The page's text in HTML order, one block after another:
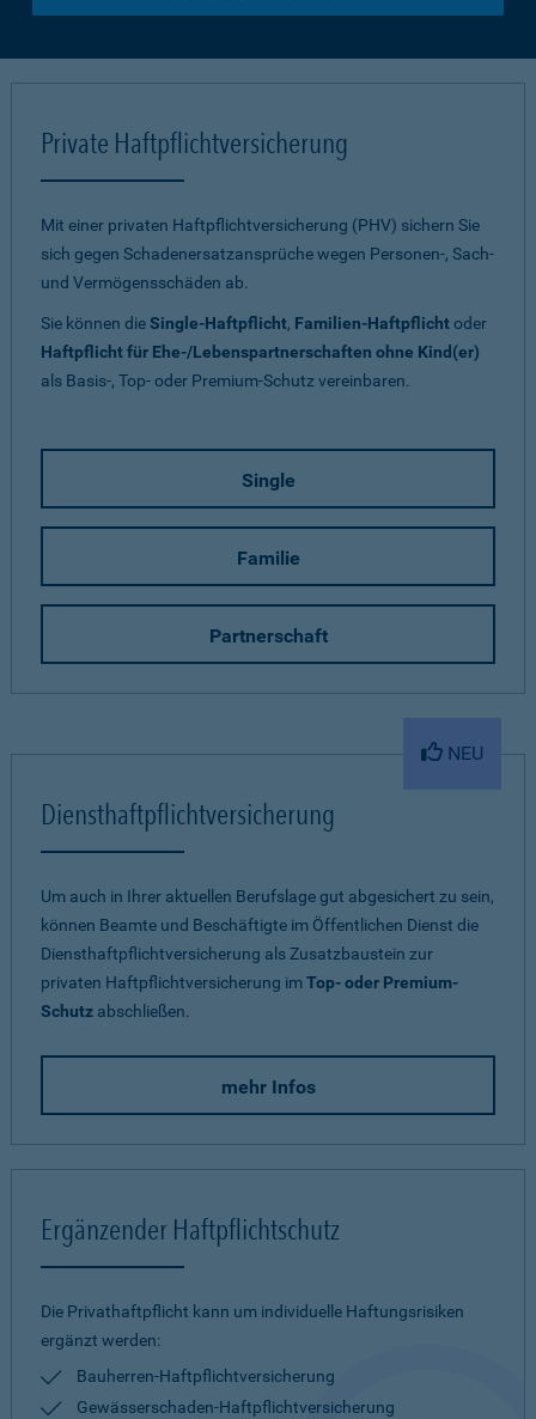
Private Haftpflichtversicherung
Mit einer privaten Haftpflichtversicherung (PHV) sichern Sie
sich gegen Schadenersatzansprüche wegen Personen-, Sach-
und Vermögensschäden ab.
Sie können dieSingle-Haftpflicht, Familien-Haftpflichtoder
Haftpflicht für Ehe-/Lebenspartnerschaften ohne Kind(er)
als Basis-, Top- oder Premium-Schutz vereinbaren.
Single
Familie
Partnerschaft
NEU
Diensthaftpflichtversicherung
Um auch in Ihrer aktuellen Berufslage gut abgesichert zu sein,
können Beamte und Beschäftigte im Öffentlichen Dienst die
Diensthaftpflichtversicherung als Zusatzbaustein zur
privaten Haftpflichtversicherung imTop- oder Premium-
Schutz abschließen.
mehr Infos
Ergänzender Haftpflichtschutz
Die Privathaftpflicht kann um individuelle Haftungsrisiken
ergänzt werden:
Bauherren-Haftpflichtversicherung
Gewässerschaden-Haftpflichtversicherung